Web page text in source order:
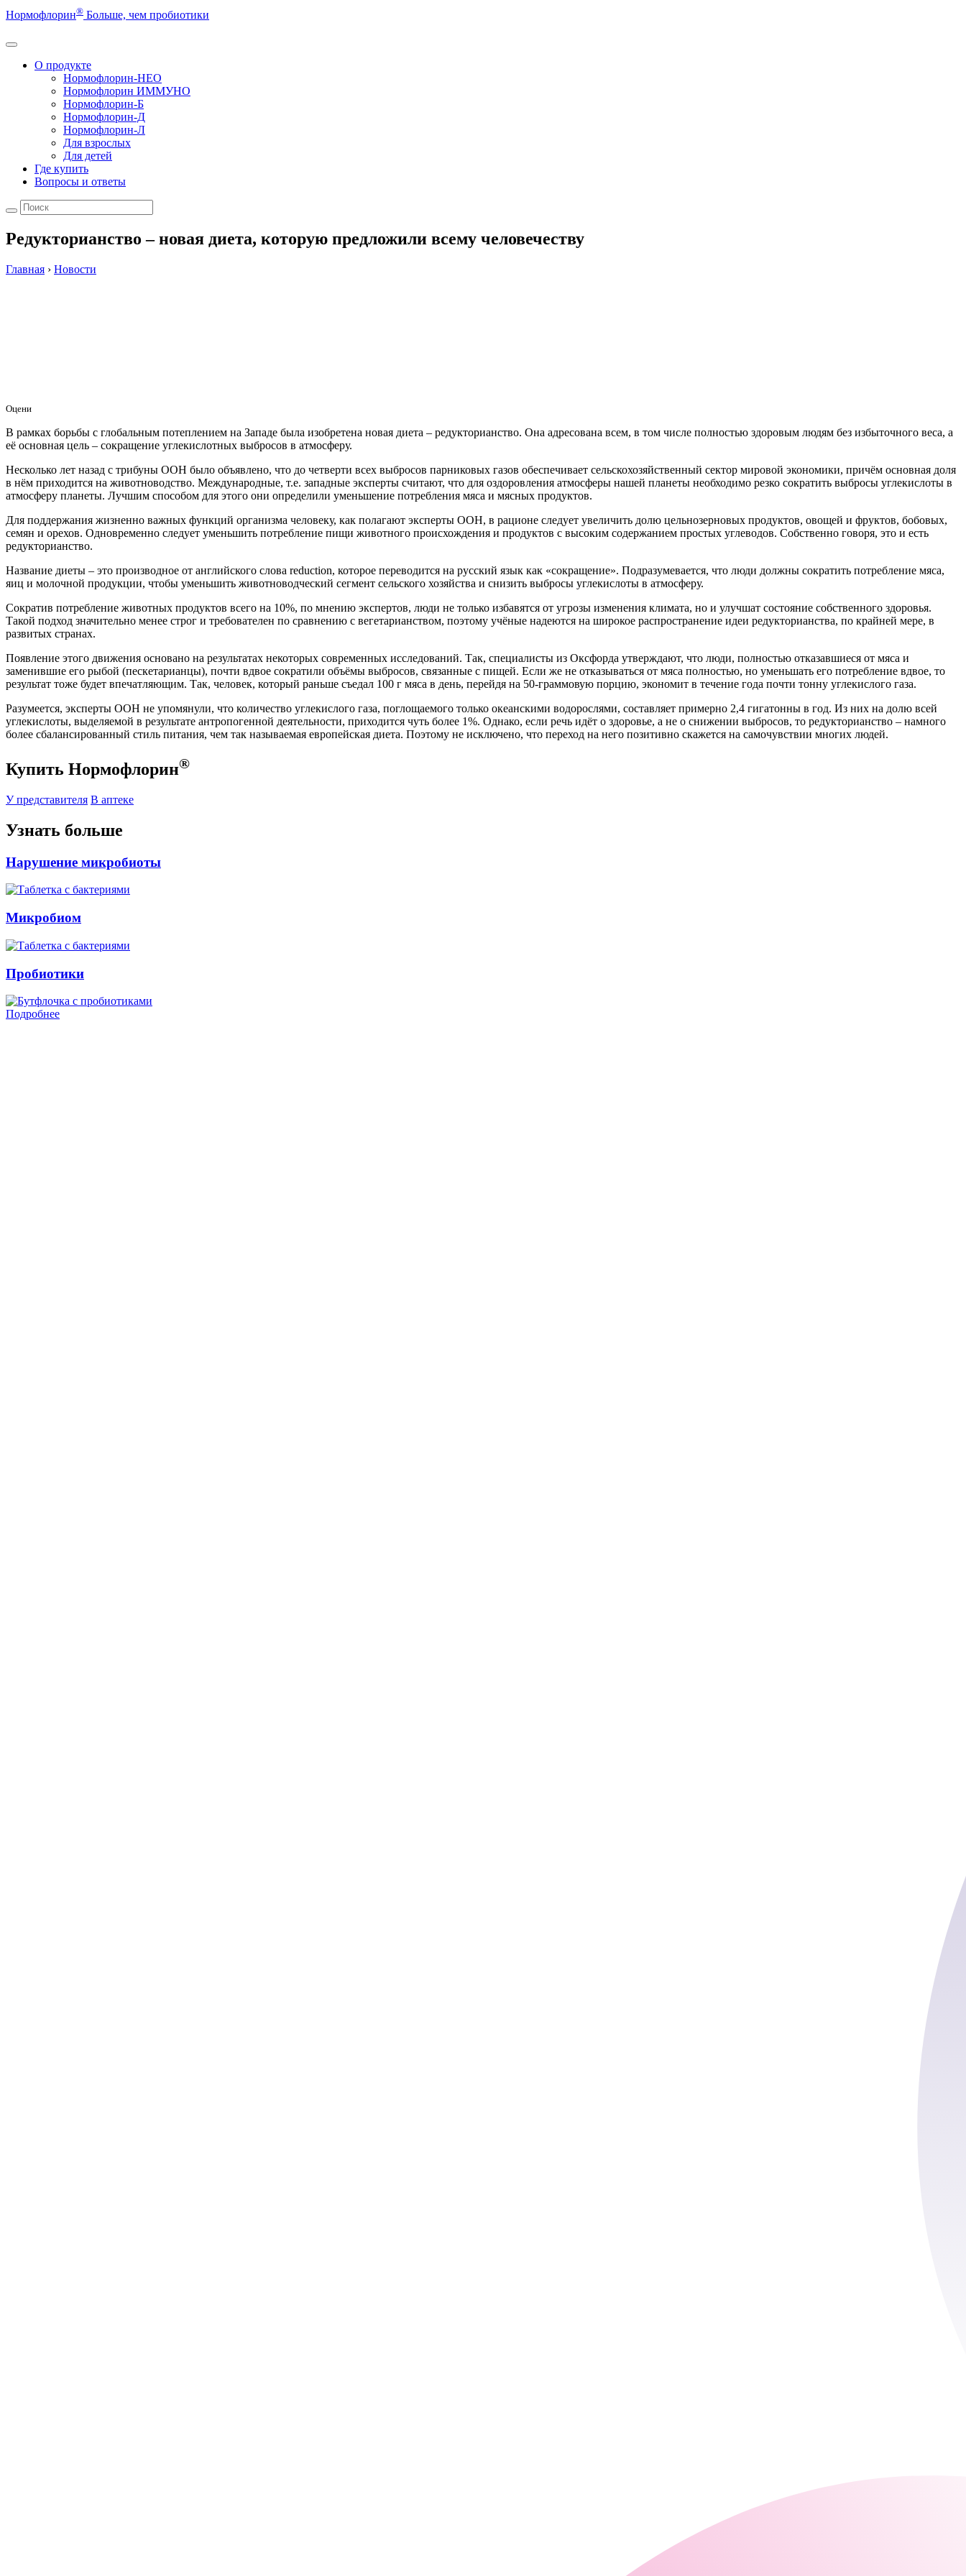
Нормофлорин® Больше, чем пробиотики
О продукте
Нормофлорин-НЕО
Нормофлорин ИММУНО
Нормофлорин-Б
Нормофлорин-Д
Нормофлорин-Л
Для взрослых
Для детей
Где купить
Вопросы и ответы
Редукторианство – новая диета, которую предложили всему человечеству
Главная › Новости
Оцени
В рамках борьбы с глобальным потеплением на Западе была изобретена новая диета – редукторианство. Она адресована всем, в том числе полностью здоровым людям без избыточного веса, а
её основная цель – сокращение углекислотных выбросов в атмосферу.
Несколько лет назад с трибуны ООН было объявлено, что до четверти всех выбросов парниковых газов обеспечивает сельскохозяйственный сектор мировой экономики, причём основная доля
в нём приходится на животноводство. Международные, т.е. западные эксперты считают, что для оздоровления атмосферы нашей планеты необходимо резко сократить выбросы углекислоты в
атмосферу планеты. Лучшим способом для этого они определили уменьшение потребления мяса и мясных продуктов.
Для поддержания жизненно важных функций организма человеку, как полагают эксперты ООН, в рационе следует увеличить долю цельнозерновых продуктов, овощей и фруктов, бобовых,
семян и орехов. Одновременно следует уменьшить потребление пищи животного происхождения и продуктов с высоким содержанием простых углеводов. Собственно говоря, это и есть
редукторианство.
Название диеты – это производное от английского слова reduction, которое переводится на русский язык как «сокращение». Подразумевается, что люди должны сократить потребление мяса,
яиц и молочной продукции, чтобы уменьшить животноводческий сегмент сельского хозяйства и снизить выбросы углекислоты в атмосферу.
Сократив потребление животных продуктов всего на 10%, по мнению экспертов, люди не только избавятся от угрозы изменения климата, но и улучшат состояние собственного здоровья.
Такой подход значительно менее строг и требователен по сравнению с вегетарианством, поэтому учёные надеются на широкое распространение идеи редукторианства, по крайней мере, в
развитых странах.
Появление этого движения основано на результатах некоторых современных исследований. Так, специалисты из Оксфорда утверждают, что люди, полностью отказавшиеся от мяса и
заменившие его рыбой (пескетарианцы), почти вдвое сократили объёмы выбросов, связанные с пищей. Если же не отказываться от мяса полностью, но уменьшать его потребление вдвое, то
результат тоже будет впечатляющим. Так, человек, который раньше съедал 100 г мяса в день, перейдя на 50-граммовую порцию, экономит в течение года почти тонну углекислого газа.
Разумеется, эксперты ООН не упомянули, что количество углекислого газа, поглощаемого только океанскими водорослями, составляет примерно 2,4 гигатонны в год. Из них на долю всей
углекислоты, выделяемой в результате антропогенной деятельности, приходится чуть более 1%. Однако, если речь идёт о здоровье, а не о снижении выбросов, то редукторианство – намного
более сбалансированный стиль питания, чем так называемая европейская диета. Поэтому не исключено, что переход на него позитивно скажется на самочувствии многих людей.
Купить Нормофлорин®
У представителя В аптеке
Узнать больше
Нарушение микробиоты
Микробиом
Пробиотики
Подробнее